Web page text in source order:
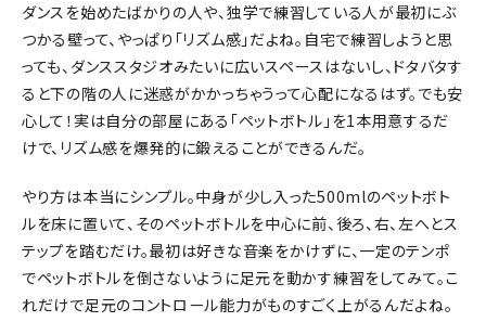
ダンスを始めたばかりの人や、独学で練習している人が最初にぶ
つかる壁って、やっぱり「リズム感」だよね。自宅で練習しようと思
っても、ダンススタジオみたいに広いスペースはないし、ドタバタす
ると下の階の人に迷惑がかかっちゃうって心配になるはず。でも安
心して！実は自分の部屋にある「ペットボトル」を1本用意するだ
けで、リズム感を爆発的に鍛えることができるんだ。
やり方は本当にシンプル。中身が少し入った500mlのペットボト
ルを床に置いて、そのペットボトルを中心に前、後ろ、右、左へとス
テップを踏むだけ。最初は好きな音楽をかけずに、一定のテンポ
でペットボトルを倒さないように足元を動かす練習をしてみて。こ
れだけで足元のコントロール能力がものすごく上がるんだよね。